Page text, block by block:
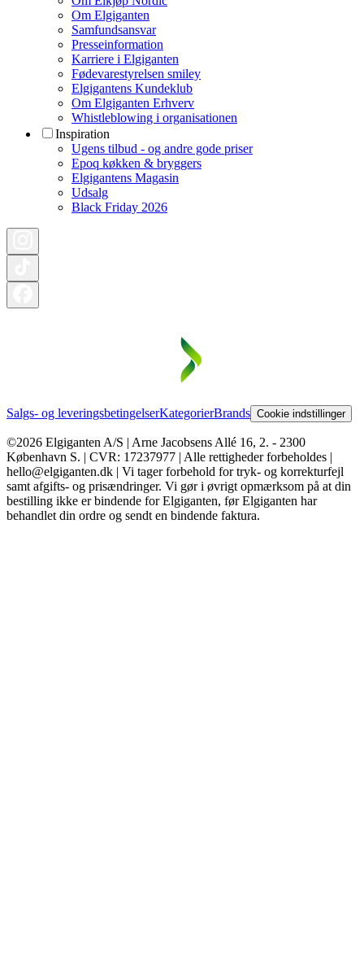
Om Elgiganten
Samfundsansvar
Presseinformation
Karriere i Elgiganten
Fødevarestyrelsen smiley
Elgigantens Kundeklub
Om Elgiganten Erhverv
Whistleblowing i organisationen
Inspiration
Ugens tilbud - og andre gode priser
Epoq køkken & bryggers
Elgigantens Magasin
Udsalg
Black Friday 2026
Salgs- og leveringsbetingelserKategorierBrands Cookie indstillinger
©2026 Elgiganten A/S | Arne Jacobsens Allé 16, 2. - 2300
København S. | CVR: 17237977 | Alle rettigheder forbeholdes |
hello@elgiganten.dk | Vi tager forbehold for tryk- og korrekturfejl
samt afgifts- og prisændringer. Vi gør i øvrigt opmærksom på at din
bestilling ikke er bindende for Elgiganten, før Elgiganten har
behandlet din ordre og sendt en bindende faktura.